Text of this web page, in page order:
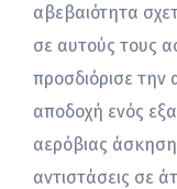
αβεβαιότητα
σε αυτούς τους
προσδιόρισε την
αποδοχή ενός
αερόβιας
αντιστάσεις σε